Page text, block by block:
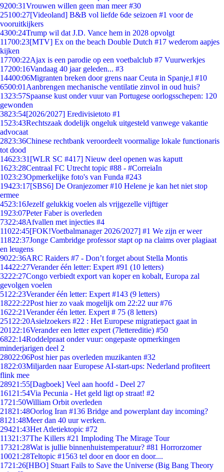
9200:31Vrouwen willen geen man meer #30
25100:27[Videoland] B&B vol liefde 6de seizoen #1 voor de
vooruitkijkers
4300:24Trump wil dat J.D. Vance hem in 2028 opvolgt
11700:23[MTV] Ex on the beach Double Dutch #17 wederom aapjes
kijken
17700:22Ajax is een parodie op een voetbalclub #7 Vuurwerkjes
17200:16Vandaag 40 jaar geleden... #3
14400:06Migranten breken door grens naar Ceuta in Spanje,l #10
6500:01 Aanbrengen mechanische ventilatie zinvol in oud huis?
1323:57Spaanse kust onder vuur van Portugese oorlogsschepen: 120
gewonden
3823:54[2026/2027] Eredivisietoto #1
1523:43Rechtszaak dodelijk ongeluk uitgesteld vanwege vakantie
advocaat
2823:36Chinese rechtbank veroordeelt voormalige lokale functionaris
tot dood
14623:31 [WLR SC #417] Nieuw deel openen was kaputt
1623:28Centraal FC Utrecht topic #88 - #CorreiaIn
1023:23Opmerkelijke foto's van Funda #243
19423:17[SBS6] De Oranjezomer #10 Helene je kan het niet stop
ermee
4523:16Jezelf gelukkig voelen als vrijgezelle vijftiger
1923:07Peter Faber is overleden
7322:48Afvallen met injecties #4
11022:45[FOK!Voetbalmanager 2026/2027] #1 We zijn er weer
11822:37Jonge Cambridge professor stapt op na claims over plagiaat
en leugens
9022:36ARC Raiders #7 - Don’t forget about Stella Montis
14422:27Verander één letter: Expert #91 (10 letters)
3222:27Congo verbiedt export van koper en kobalt, Europa zal
gevolgen voelen
51 22:23Verander één letter: Expert #143 (9 letters)
18222:22Post hier zo vaak mogelijk om 22:22 uur #76
1622:21Verander één letter. Expert # 75 (8 letters)
251 22:20Asielzoekers #22 : Het Europese migratiepact gaat in
201 22:16Verander een letter expert (7lettereditie) #50
6822:14Roddelpraat onder vuur: ongepaste opmerkingen
minderjarigen deel 2
28022:06Post hier pas overleden muzikanten #32
1822:03Miljarden naar Europese AI-start-ups: Nederland profiteert
flink mee
28921:55[Dagboek] Veel aan hoofd - Deel 27
161 21:54Via Pecunia - Het geld ligt op straat! #2
1721:50William Orbit overleden
21821:48Oorlog Iran #136 Bridge and powerplant day incoming?
81 21:48Meer dan 40 uur werken.
29421:43Het Atletiektopic #72
11321:37The Killers #21 Imploding The Mirage Tour
17321:28Wat is jullie binnenhuistemperatuur? #81 Horrorzomer
10021:28Teltopic #1563 tel door en door en door....
1721:26[HBO] Stuart Fails to Save the Universe (Big Bang Theory